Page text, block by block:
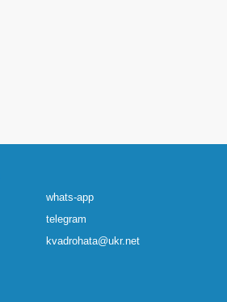
whats-app
telegram
kvadrohata@ukr.net